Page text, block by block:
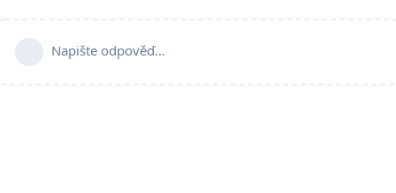
Napište odpověď…